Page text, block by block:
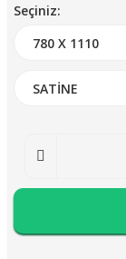
Seçiniz: